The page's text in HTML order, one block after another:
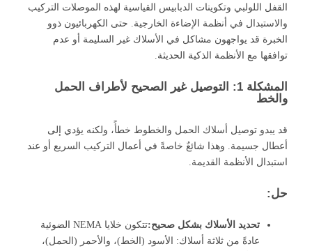
القفل اللولبي وتكوينات الدبابيس القياسية لهذه الموصلات التركيب
والاستبدال في أنظمة الإضاءة الخارجية. حتى الكهربائيون ذوو
الخبرة قد يواجهون مشاكل في الأسلاك غير السليمة أو عدم
توافقها مع الأنظمة الذكية الحديثة.
المشكلة 1: التوصيل غير الصحيح لأطراف الحمل
والخط
قد يبدو توصيل أسلاك الحمل والخطوط خطأً، ولكنه يؤدي إلى
أعطال جسيمة. وهذا شائعٌ خاصةً في أعمال التركيب السريع أو عند
استبدال الأنظمة القديمة.
حل:
تحديد الأسلاك بشكل صحيح:
تتكون خلايا NEMA الضوئية
عادةً من ثلاثة أسلاك: الأسود (الخط)، والأحمر (الحمل)،